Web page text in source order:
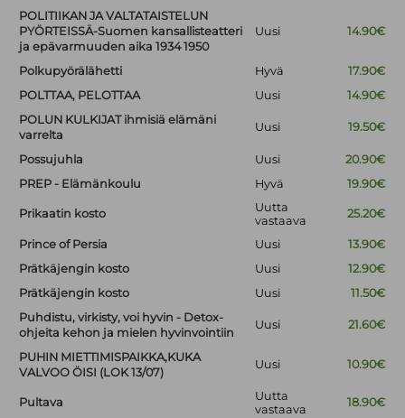
POLITIIKAN JA VALTATAISTELUN
PYÖRTEISSÄ-Suomen kansallisteatteri
ja epävarmuuden aika 1934 1950
Uusi 14.90€
Polkupyörälähetti Hyvä
17.90€
POLTTAA, PELOTTAA
Uusi
14.90€
POLUN KULKIJAT ihmisiä elämäni
varrelta
Uusi 19.50€
Possujuhla Uusi
20.90€
PREP - Elämänkoulu
Hyvä 19.90€
Prikaatin kosto
Uutta
vastaava
25.20€
Prince of Persia Uusi
13.90€
Prätkäjengin kosto
Uusi
12.90€
Prätkäjengin kosto
Uusi
11.50€
Puhdistu, virkisty, voi hyvin - Detox-
ohjeita kehon ja mielen hyvinvointiin
Uusi 21.60€
PUHIN MIETTIMISPAIKKA,KUKA
VALVOO ÖISI (LOK 13/07)
Uusi 10.90€
Pultava
Uutta
vastaava
18.90€